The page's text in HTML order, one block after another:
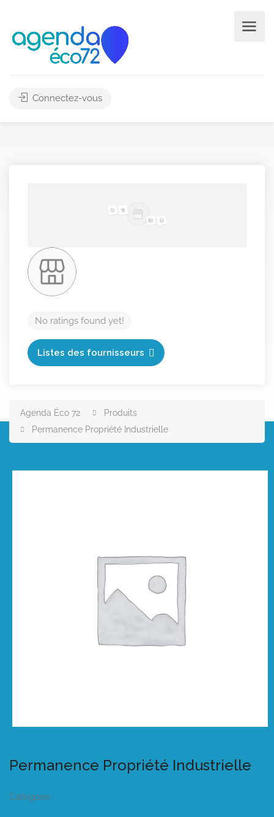
Connectez-vous
No ratings found yet!
Listes des fournisseurs
Agenda Éco 72
Produits
Permanence Propriété Industrielle
Permanence Propriété Industrielle
Catégorie :